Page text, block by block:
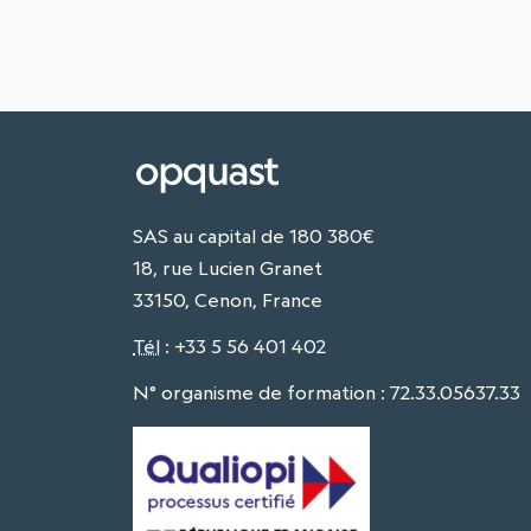
SAS au capital de 180 380€
18, rue Lucien Granet
33150, Cenon, France
Tél : +33 5 56 401 402
N° organisme de formation : 72.33.05637.33